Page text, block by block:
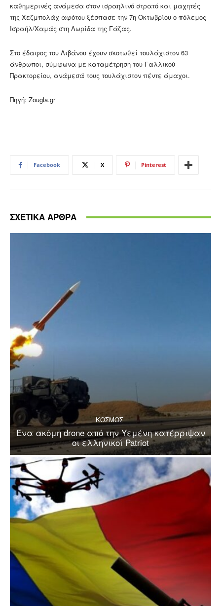
καθημερινές ανάμεσα στον ισραηλινό στρατό και μαχητές
της Χεζμπολάχ αφότου ξέσπασε την 7η Οκτωβρίου ο πόλεμος
Ισραήλ/Χαμάς στη Λωρίδα της Γάζας.
Στο έδαφος του Λιβάνου έχουν σκοτωθεί τουλάχιστον 63
άνθρωποι, σύμφωνα με καταμέτρηση του Γαλλικού
Πρακτορείου, ανάμεσά τους τουλάχιστον πέντε άμαχοι.
Πηγή: Zougla.gr
Facebook X Pinterest
ΣΧΕΤΙΚΑ ΑΡΘΡΑ
ΚΟΣΜΟΣ
Ένα ακόμη drone από την Υεμένη κατέρριψαν
οι ελληνικοί Patriot